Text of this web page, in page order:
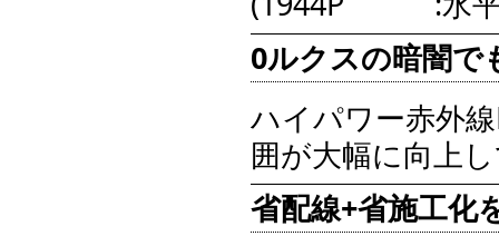
0ルクスの暗闇で
ハイパワー赤外
囲が大幅に向上
省配線+省施工化